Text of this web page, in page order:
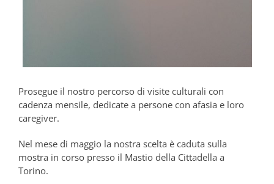
Prosegue il nostro percorso di visite culturali con
cadenza mensile, dedicate a persone con afasia e loro
caregiver.
Nel mese di maggio la nostra scelta è caduta sulla
mostra in corso presso il Mastio della Cittadella a
Torino.